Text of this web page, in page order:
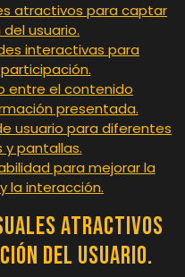
atractivos para captar
usuario.
interactivas para
entre el contenido
presentada.
usuario para diferentes
y pantallas.
para mejorar la
la interacción.
atractivos
del usuario.